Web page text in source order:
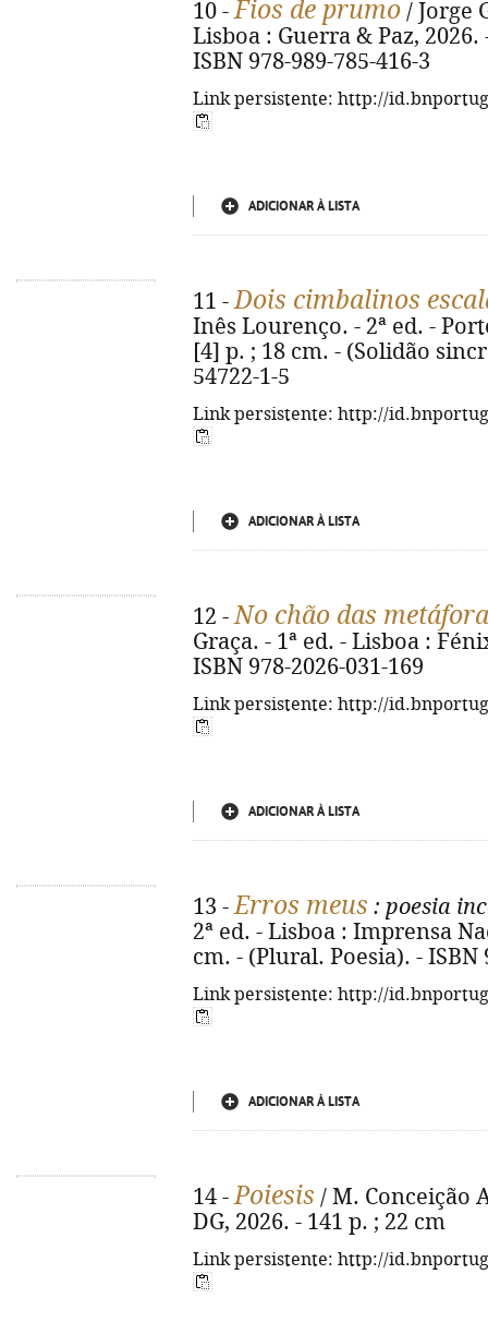
10 -Fios de prumo / Jorge
Lisboa : Guerra & Paz, 2026.
ISBN 978-989-785-416-3
Link persistente: http://
ADICIONAR À LISTA
11 -Dois cimbalinos
Inês Lourenço. - 2ª ed. -
[4] p. ; 18 cm. - (Solidão
54722-1-5
Link persistente: http://
ADICIONAR À LISTA
12 -No chão das
Graça. - 1ª ed. - Lisboa :
ISBN 978-2026-031-169
Link persistente: http://
ADICIONAR À LISTA
13 -Erros meus : poesia
2ª ed. - Lisboa : Imprensa
cm. - (Plural. Poesia). - ISBN
Link persistente: http://
ADICIONAR À LISTA
14 -Poiesis / M. Conceição
DG, 2026. - 141 p. ; 22 cm
Link persistente: http://